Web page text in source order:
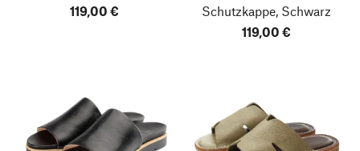
119,00 €
Schutzkappe, Schwarz
119,00 €